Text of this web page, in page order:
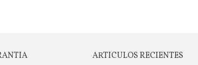
ARTICULOS RECIENTES